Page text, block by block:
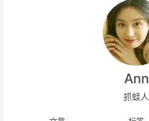
Ann
抓蛙人